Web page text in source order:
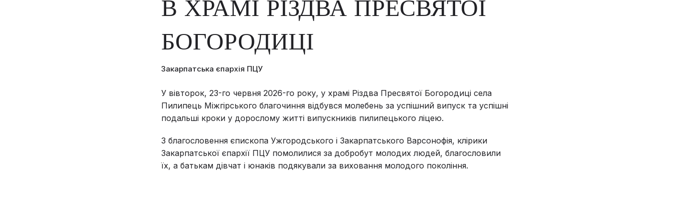
В ХРАМІ РІЗДВА ПРЕСВЯТОЇ
БОГОРОДИЦІ
Закарпатська єпархія ПЦУ
У вівторок, 23-го червня 2026-го року, у храмі Різдва Пресвятої Богородиці села
Пилипець Міжгірського благочиння відбувся молебень за успішний випуск та успішні
подальші кроки у дорослому житті випускників пилипецького ліцею.
З благословення єпископа Ужгородського і Закарпатського Варсонофія, клірики
Закарпатської єпархії ПЦУ помолилися за добробут молодих людей, благословили
їх, а батькам дівчат і юнаків подякували за виховання молодого покоління.